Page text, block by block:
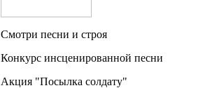
Смотри песни и строя
Конкурс инсценированной песни
Акция "Посылка солдату"